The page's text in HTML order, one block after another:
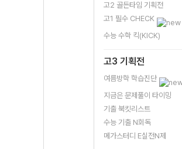
고2 골든타임 기획전
고1 필수 CHECK
수능 수학 킥(KICK)
고3 기획전
여름방학 학습진단
지금은 문제풀이 타이밍
기출 북킷리스트
수능 기출 N회독
메가스터디 E실전N제
EBS 올림포스 고
급영어독해 영미
문학 읽기-22개
정 (2026년용)